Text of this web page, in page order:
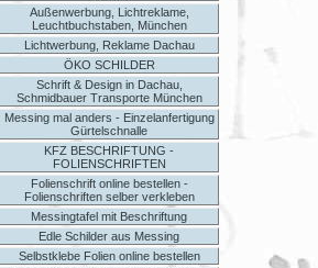
Außenwerbung, Lichtreklame,
Leuchtbuchstaben, München
Lichtwerbung, Reklame Dachau
ÖKO SCHILDER
Schrift & Design in Dachau,
Schmidbauer Transporte München
Messing mal anders - Einzelanfertigung
Gürtelschnalle
KFZ BESCHRIFTUNG -
FOLIENSCHRIFTEN
Folienschrift online bestellen -
Folienschriften selber verkleben
Messingtafel mit Beschriftung
Edle Schilder aus Messing
Selbstklebe Folien online bestellen